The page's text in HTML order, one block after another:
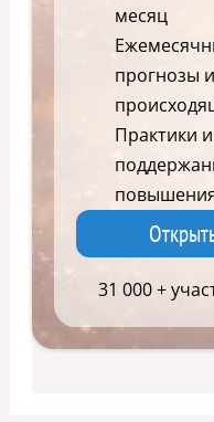
месяц
прогнозы
Практики
31 000 +